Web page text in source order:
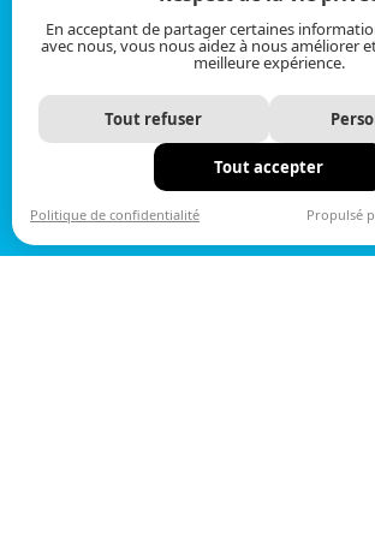
En acceptant de partager certaines
avec nous, vous nous aidez à nous améliorer
meilleure expérience.
Tout refuser
Tout accepter
Politique de confidentialité Propulsé